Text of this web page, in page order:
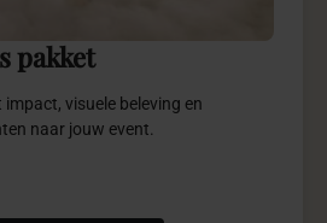
pakket
visuele beleving en
naar jouw event.